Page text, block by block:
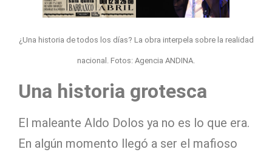
¿Una historia de todos los días? La obra interpela sobre la realidad
nacional. Fotos: Agencia ANDINA.
Una historia grotesca
El maleante Aldo Dolos ya no es lo que era.
En algún momento llegó a ser el mafioso